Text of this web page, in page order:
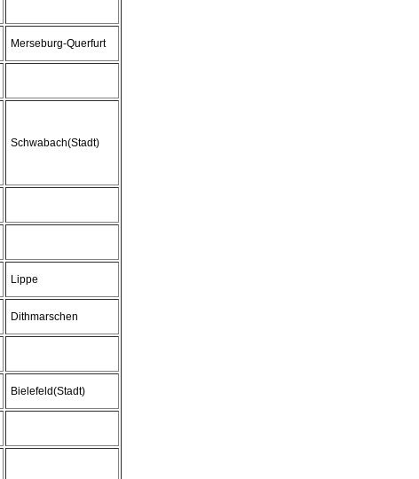
Merseburg-Querfurt
Schwabach(Stadt)
Lippe
Dithmarschen
Bielefeld(Stadt)